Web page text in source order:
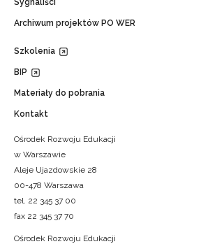
Sygnaliści
Archiwum projektów PO WER
Szkolenia
BIP
Materiały do pobrania
Kontakt
Ośrodek Rozwoju Edukacji
w Warszawie
Aleje Ujazdowskie 28
00-478 Warszawa
tel. 22 345 37 00
fax 22 345 37 70
Ośrodek Rozwoju Edukacji